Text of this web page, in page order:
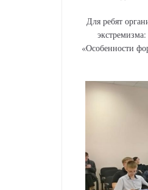
Для ребят
«Особенности